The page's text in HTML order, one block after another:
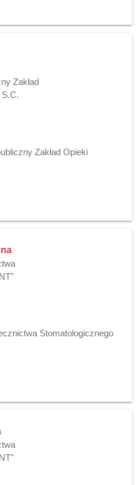
Zakład
Zakład Opieki
Stomatologicznego